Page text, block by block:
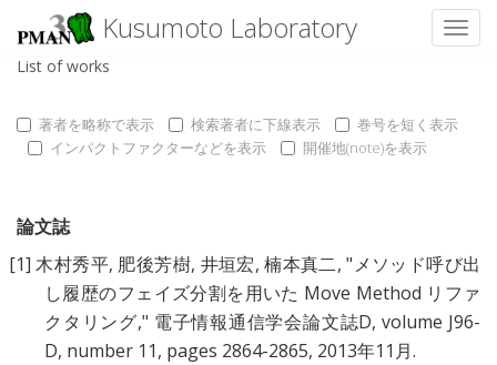
Kusumoto Laboratory
List of works
著者を略称で表示 検索著者に下線表示
巻号を短く表示
インパクトファクターなどを表示
開催地(note)を表示
論文誌
[1] 木村秀平, 肥後芳樹, 井垣宏,楠本真二, "メソッド呼び出
し履歴のフェイズ分割を用いた Move Method リファ
クタリング," 電子情報通信学会論文誌D, volume J96-
D, number 11, pages 2864-2865, 2013年11月.